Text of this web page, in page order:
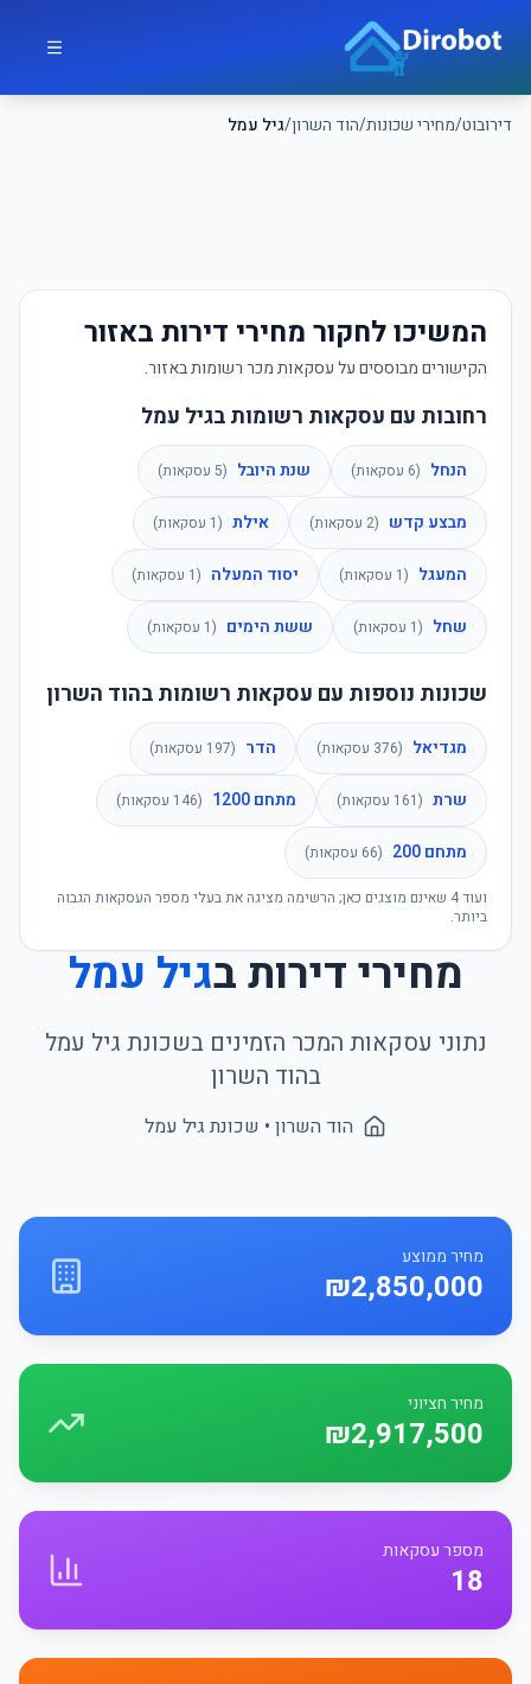
דירובוט/מחירי שכונות/הוד השרון/גיל עמל
דירובוט
המשיכו לחקור מחירי דירות באזור
הקישורים מבוססים על עסקאות מכר רשומות באזור.
רחובות עם עסקאות רשומות בגיל עמל
הנחל (
6 עסקאות) שנת היובל (
5 עסקאות)
מבצע קדש (
2 עסקאות) אילת (
1 עסקאות)
המעגל (
1 עסקאות) יסוד המעלה (
1 עסקאות)
שחל (
1 עסקאות) ששת הימים (
1 עסקאות)
שכונות נוספות עם עסקאות רשומות בהוד השרון
מגדיאל (
376 עסקאות) הדר (
197 עסקאות)
שרת (
161 עסקאות) מתחם 1200 (
146 עסקאות)
מתחם 200 (
66 עסקאות)
ועוד4 שאינם מוצגים כאן; הרשימה מציגה את בעלי מספר העסקאות הגבוה
ביותר.
מחירי דירות בגיל עמל
נתוני עסקאות המכר הזמינים בשכונת גיל עמל
בהוד השרון
הוד השרון • שכונת גיל עמל
מחיר ממוצע
₪2,850,000
מחיר חציוני
₪2,917,500
מספר עסקאות
18